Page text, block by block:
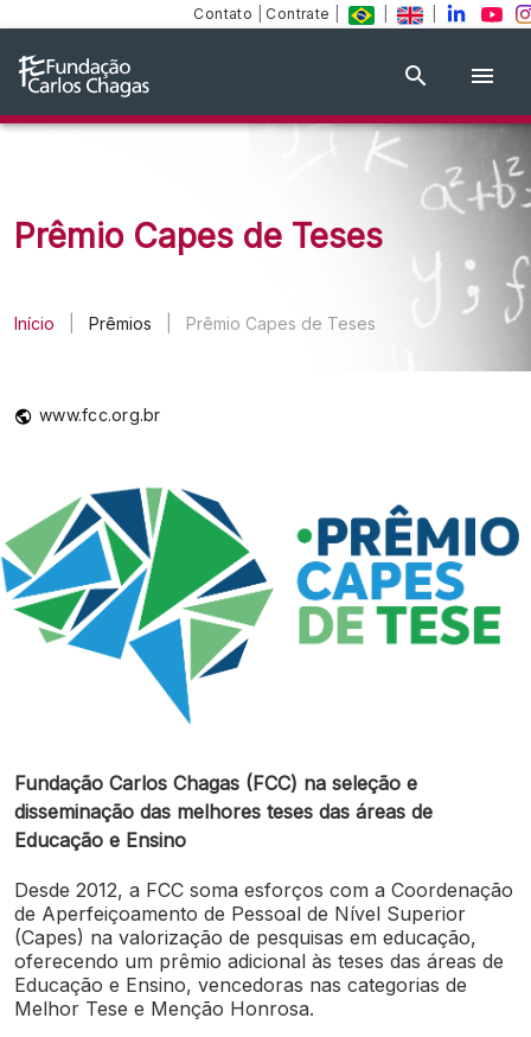
Contato Contrate
Prêmio Capes de Teses
Início Prêmios Prêmio Capes de Teses
www.fcc.org.br
Fundação Carlos Chagas (FCC) na seleção e
disseminação das melhores teses das áreas de
Educação e Ensino
Desde 2012, a FCC soma esforços com a Coordenação
de Aperfeiçoamento de Pessoal de Nível Superior
(Capes) na valorização de pesquisas em educação,
oferecendo um prêmio adicional às teses das áreas de
Educação e Ensino, vencedoras nas categorias de
Melhor Tese e Menção Honrosa.